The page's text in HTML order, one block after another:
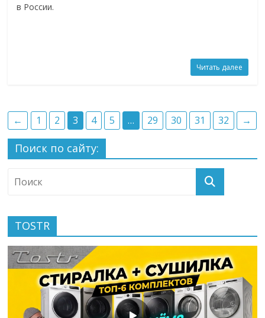
в России.
Читать далее
← 1 2 3 4 5 … 29 30 31 32 →
Поиск по сайту:
TOSTR